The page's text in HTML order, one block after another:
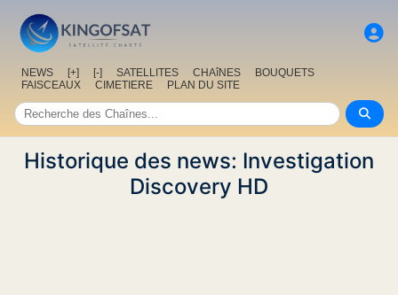
NEWS [+] [-] SATELLITES CHAîNES
BOUQUETS
FAISCEAUX
CIMETIERE PLAN DU SITE
Historique des news: Investigation
Discovery HD